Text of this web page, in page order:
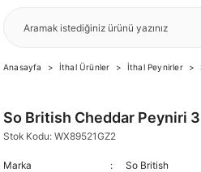
Anasayfa İthal Ürünler İthal Peynirler
So British Cheddar Peyniri 3
Stok Kodu: WX89521GZ2
Marka So British